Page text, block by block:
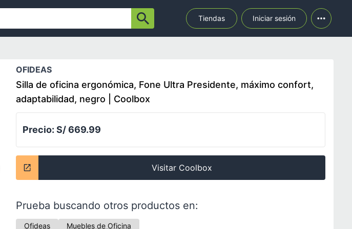
Tiendas Iniciar sesión
OFIDEAS
Silla de oficina ergonómica, Fone Ultra Presidente, máximo confort,
adaptabilidad, negro | Coolbox
Precio: S/ 669.99
Visitar Coolbox
Prueba buscando otros productos en:
Ofideas Muebles de Oficina